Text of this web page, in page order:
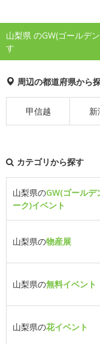
山梨県 のGW(ゴールデ
す
周辺の都道府県から
甲信越 新
カテゴリから探す
山梨県のGW(ゴールデ
ーク)イベント
山梨県の物産展
山梨県の無料イベント
山梨県の花イベント